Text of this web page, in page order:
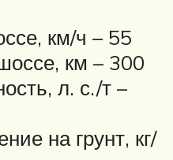
км/ч – 55
км – 300
л. с./т –
на грунт, кг/